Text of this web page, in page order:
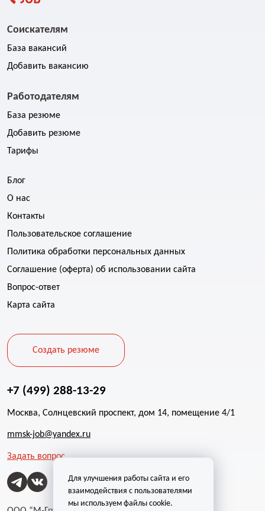
Соискателям
База вакансий
Добавить вакансию
Работодателям
База резюме
Добавить резюме
Тарифы
Блог
О нас
Контакты
Пользовательское соглашение
Политика обработки персональных данных
Соглашение (оферта) об использовании сайта
Вопрос-ответ
Карта сайта
Создать резюме
+7 (499) 288-13-29
Москва, Солнцевский проспект, дом 14, помещение 4/1
mmsk-job@yandex.ru
Задать вопрос
Для улучшения работы сайта и его
взаимодействия с пользователями
мы используем файлы cookie.